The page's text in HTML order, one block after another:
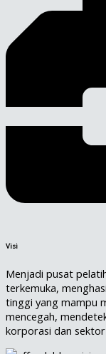
Visi
Menjadi pusat
terkemuka,
tinggi yang mampu
mencegah,
korporasi dan